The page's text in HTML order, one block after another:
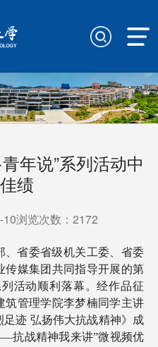
年说”系列活动中
绩
浏览次数： 2172
、省委省级机关工委、省委
传媒集团共同指导开展的第
活动顺利落幕。经作品征
筑管理学院李梦楠同学主讲
迹 弘扬伟大抗战精神》成
抗战精神我来讲”微视频优